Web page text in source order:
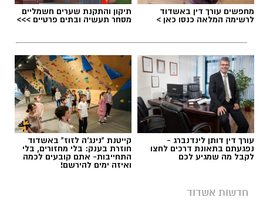
עקבו בפייסבוק
צילום: הצלה דרום
מחפשים עורך דין באשדוד
לרשימה המלאה כנסו כאן >
תיקון והתקנת שערים חשמליים
מסחר תעשיה ובתים פרטיים >>>
עורך דין דותן לינדנברג -
נפגעתם בתאונת דרכים לחצו
לקבל מה שמגיע לכם
קייטנת "נינג'ה לזוז" באשדוד
חוזרת בענק: בלי מחזורים, בלי
התחייבות- אתם קובעים לכמה
ואיזה ימים להירשם!
חדשות אשדוד